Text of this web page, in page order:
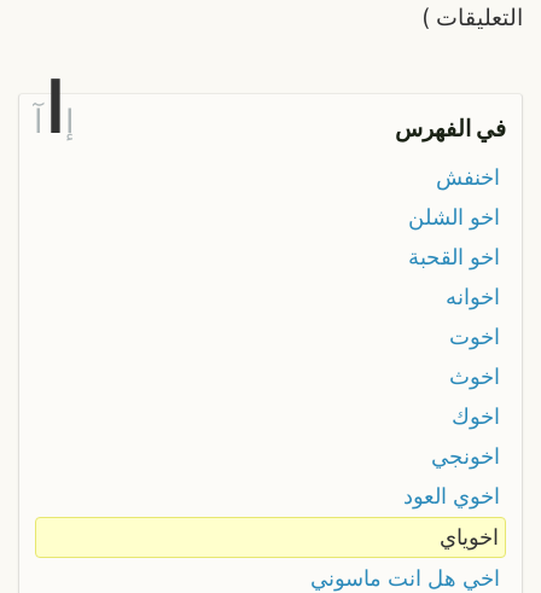
التعليقات )
في الفهرس إ آ
اخنفش
اخو الشلن
اخو القحبة
اخوانه
اخوت
اخوث
اخوك
اخونجي
اخوي العود
اخوياي
اخي هل انت ماسوني